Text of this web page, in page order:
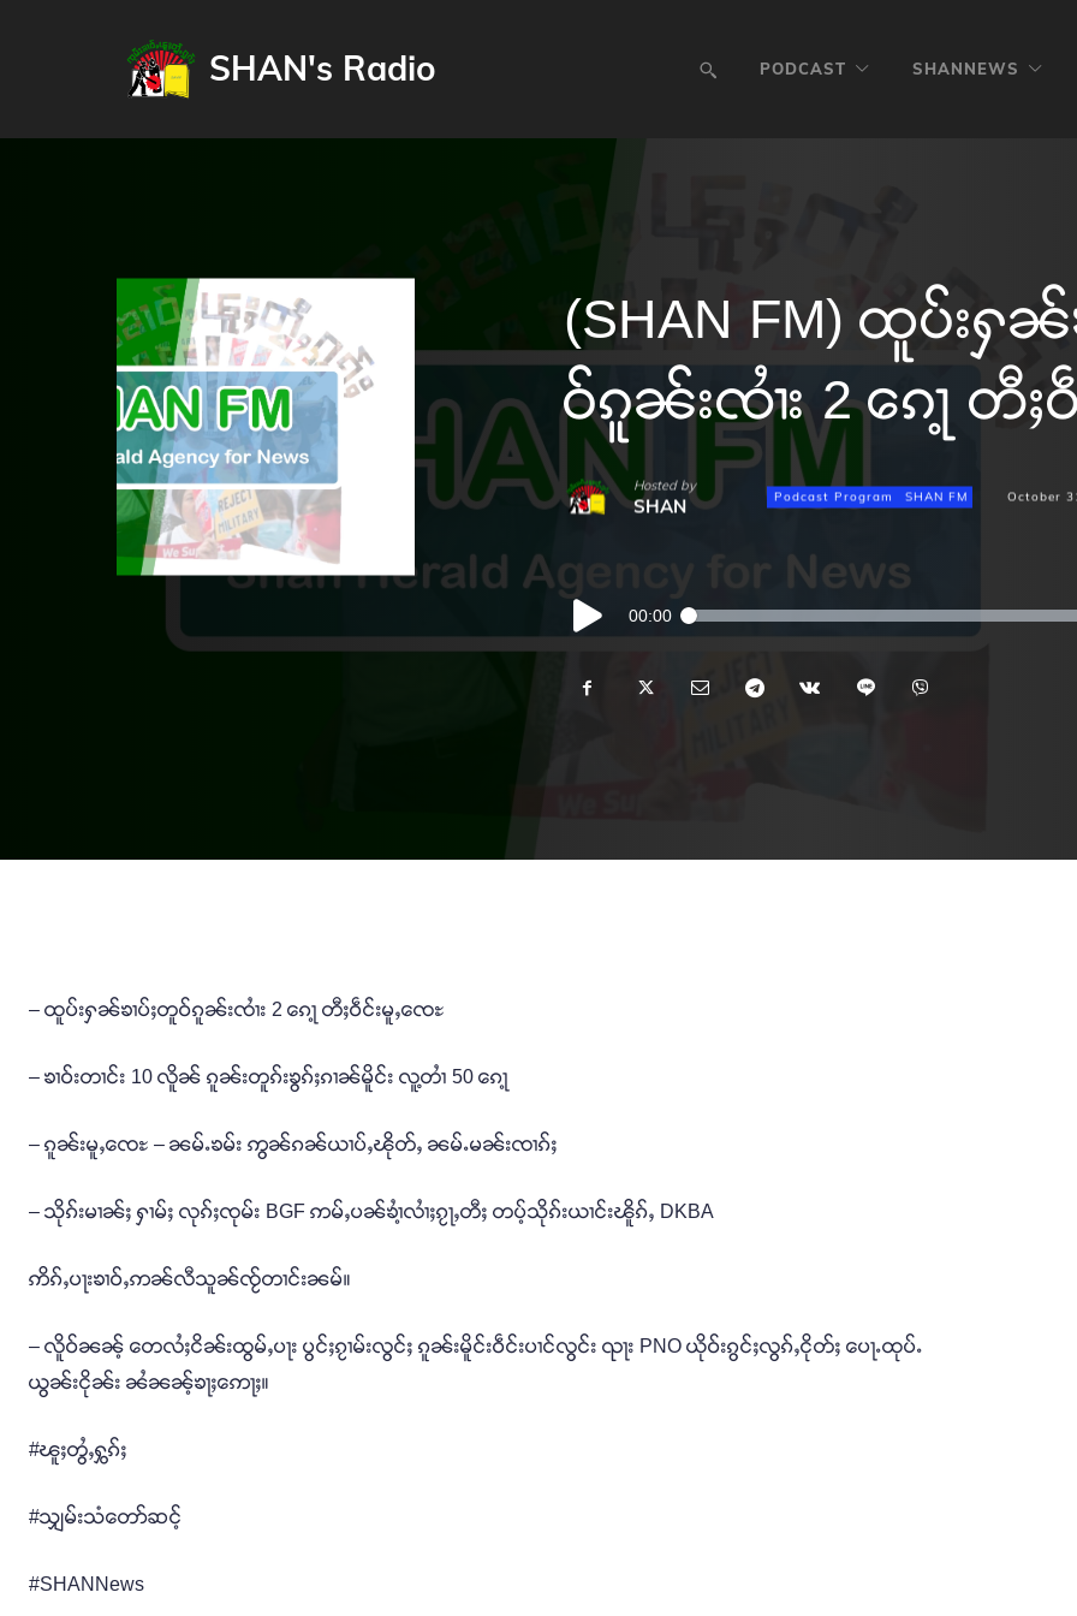
SHAN's Radio PODCAST SHANNEWS
(SHAN FM) ထူပ်းႁ
ဝ်ၵူၼ်းၸၢႆး 2 ၵေႃ့ တီႈ
Hosted by
SHAN Podcast Program SHAN FM October
Audio
Player
00:00
– ထူပ်းႁၼ်ၶၢပ်ႈတူဝ်ၵူၼ်းၸၢႆး 2 ၵေႃ့ တီႈဝဵင်းမူႇၸေႊ
– ၶၢဝ်းတၢင်း 10 လိူၼ် ၵူၼ်းတူၵ်းၶွၵ်ႈၵၢၼ်မိူင်း လူ့တၢႆ 50 ၵေႃ့
– ၵူၼ်းမူႇၸေႊ – ၼမ်ႉၶမ်း ဢွၼ်ၵၼ်ယၢပ်ႇၽိုတ်ႇ ၼမ်ႉမၼ်းၸၢၵ်ႈ
– သိုၵ်းမၢၼ်ႈ ႁၢမ်ႈ လုၵ်ႈၸုမ်း BGF ဢမ်ႇပၼ်ၶၢႆ့လၢႆႈၵႂႃႇတီႈ တပ့်သိုၵ်းယၢင်းၽိူၵ်ႇ DKBA
ဢိၵ်ႇပႃးၶၢဝ်ႇဢၼ်လီသူၼ်ၸႂ်တၢင်းၼမ်။
– လိူဝ်ၼၼ့် တေလႆႈငိၼ်းထွမ်ႇပႃး ပွင်ႈၵႂၢမ်းလွင်ႈ ၵူၼ်းမိူင်းဝဵင်းပၢင်လွင်း ၺႃး PNO ယိုဝ်းၵွင်ႈလွၵ်ႇငိုတ်ႈ ပေႃႉထုပ်ႉ
ယွၼ်းငိုၼ်း ၼႆၼၼ့်ၶႃႈဢေႃႈ။
#ၽူႈတွႆႇႁွၵ်ႈ
#သျှမ်းသံတော်ဆင့်
#SHANNews